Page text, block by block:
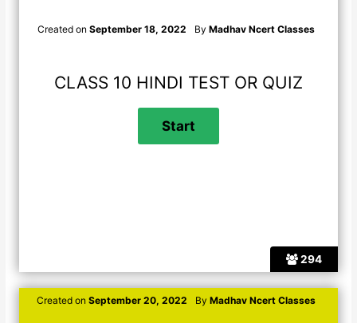
294
Created on September 18, 2022 By Madhav Ncert Classes
CLASS 10 HINDI TEST OR QUIZ
Created on September 20, 2022 By Madhav Ncert Classes